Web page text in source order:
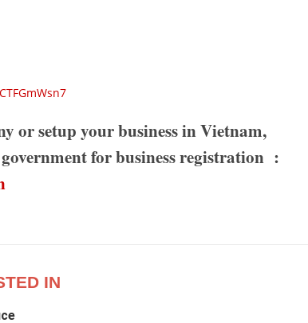
or setup your business in Vietnam,
for business registration :
IN